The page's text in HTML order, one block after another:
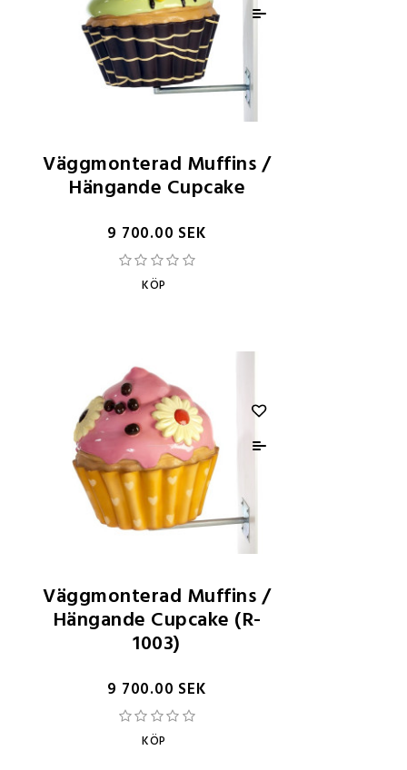
Väggmonterad Muffins /
Hängande Cupcake
9 700.00 SEK
KÖP
Väggmonterad Muffins /
Hängande Cupcake (R-
1003)
9 700.00 SEK
KÖP